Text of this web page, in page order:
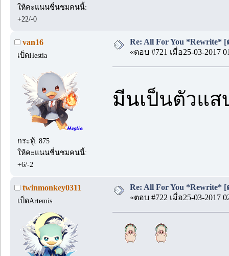
ให้คะแนนชื่นชมคนนี้:
+22/-0
van16
เป็ดHestia
กระทู้: 875
ให้คะแนนชื่นชมคนนี้:
+6/-2
Re: All For You *Rewrite* [
«ตอบ #721 เมื่อ25-03-2017
มีนเป็นตัวแส
twinmonkey0311
เป็ดArtemis
Re: All For You *Rewrite* [
«ตอบ #722 เมื่อ25-03-2017